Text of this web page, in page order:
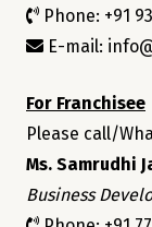
Phone: +91
E-mail:
For Franchisee
Please call/
Ms. Samrudhi
Business